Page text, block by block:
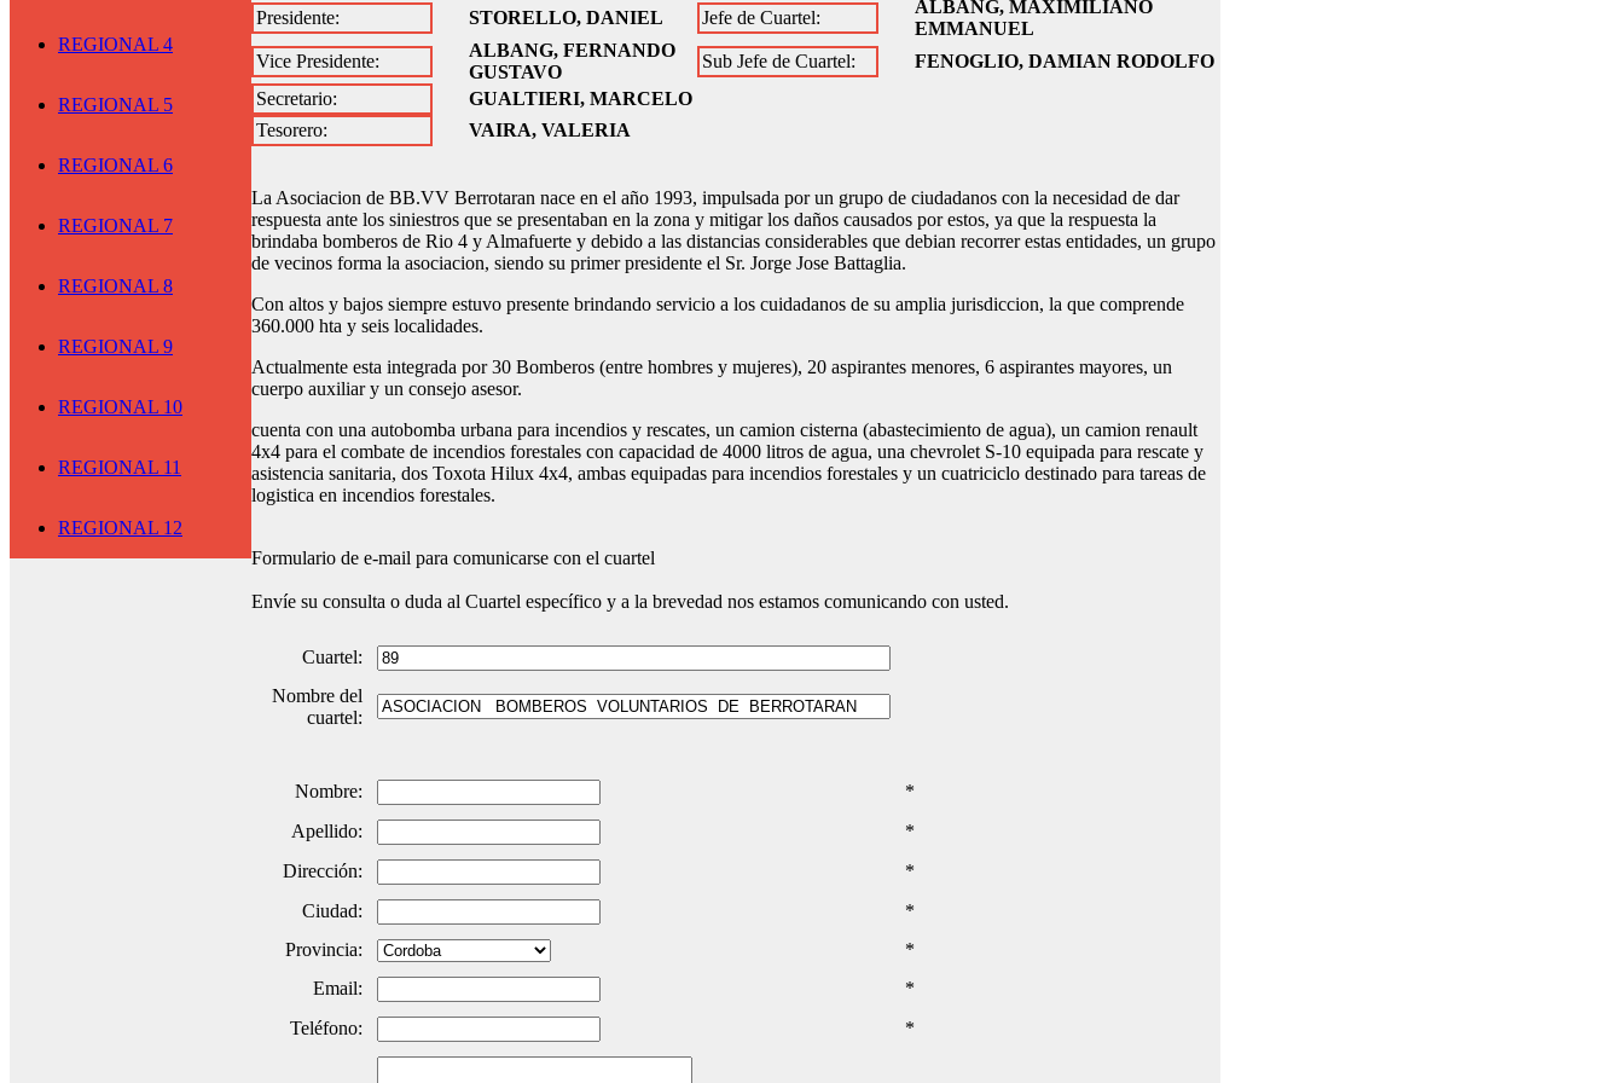
REGIONAL 4
REGIONAL 5
REGIONAL 6
REGIONAL 7
REGIONAL 8
REGIONAL 9
REGIONAL 10
REGIONAL 11
REGIONAL 12
Presidente: STORELLO, DANIEL Jefe de Cuartel:
ALBANG, MAXIMILIANO
EMMANUEL
Vice Presidente:
ALBANG, FERNANDO
GUSTAVO
Sub Jefe de Cuartel:
FENOGLIO, DAMIAN RODOLFO
Secretario:
GUALTIERI, MARCELO
Tesorero:
VAIRA, VALERIA
La Asociacion de BB.VV Berrotaran nace en el año 1993, impulsada por un grupo de ciudadanos con la necesidad de dar
respuesta ante los siniestros que se presentaban en la zona y mitigar los daños causados por estos, ya que la respuesta la
brindaba bomberos de Rio 4 y Almafuerte y debido a las distancias considerables que debian recorrer estas entidades, un grupo
de vecinos forma la asociacion, siendo su primer presidente el Sr. Jorge Jose Battaglia.
Con altos y bajos siempre estuvo presente brindando servicio a los cuidadanos de su amplia jurisdiccion, la que comprende
360.000 hta y seis localidades.
Actualmente esta integrada por 30 Bomberos (entre hombres y mujeres), 20 aspirantes menores, 6 aspirantes mayores, un
cuerpo auxiliar y un consejo asesor.
cuenta con una autobomba urbana para incendios y rescates, un camion cisterna (abastecimiento de agua), un camion renault
4x4 para el combate de incendios forestales con capacidad de 4000 litros de agua, una chevrolet S-10 equipada para rescate y
asistencia sanitaria, dos Toxota Hilux 4x4, ambas equipadas para incendios forestales y un cuatriciclo destinado para tareas de
logistica en incendios forestales.
Formulario de e-mail para comunicarse con el cuartel
Envíe su consulta o duda al Cuartel específico y a la brevedad nos estamos comunicando con usted.
Cuartel:
Nombre del
cuartel:
Nombre:
*
Apellido:
*
Dirección:
*
Ciudad:
*
Provincia:
*
Email:
*
Teléfono:
*